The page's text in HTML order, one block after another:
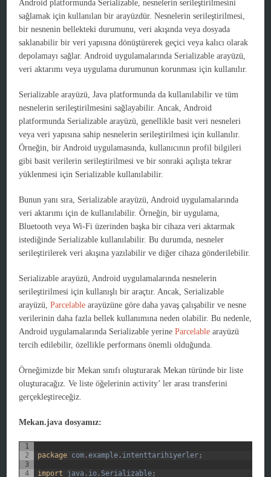
Android platformunda Serializable, nesnelerin serileştirilmesini
sağlamak için kullanılan bir arayüzdür. Nesnelerin serileştirilmesi,
bir nesnenin bellekteki durumunu, veri akışında veya dosyada
saklanabilir bir veri yapısına dönüştürerek geçici veya kalıcı olarak
depolamayı sağlar. Android uygulamalarında Serializable arayüzü,
veri aktarımı veya uygulama durumunun korunması için kullanılır.
Serializable arayüzü, Java platformunda da kullanılabilir ve tüm
nesnelerin serileştirilmesini sağlayabilir. Ancak, Android
platformunda Serializable arayüzü, genellikle basit veri nesneleri
veya veri yapısına sahip nesnelerin serileştirilmesi için kullanılır.
Örneğin, bir Android uygulamasında, kullanıcının profil bilgileri
gibi basit verilerin serileştirilmesi ve bir sonraki açılışta tekrar
yüklenmesi için Serializable kullanılabilir.
Bunun yanı sıra, Serializable arayüzü, Android uygulamalarında
veri aktarımı için de kullanılabilir. Örneğin, bir uygulama,
Bluetooth veya Wi-Fi üzerinden başka bir cihaza veri aktarmak
istediğinde Serializable kullanılabilir. Bu durumda, nesneler
serileştirilerek veri akışına yazılabilir ve diğer cihaza gönderilebilir.
Serializable arayüzü, Android uygulamalarında nesnelerin
serileştirilmesi için kullanışlı bir araçtır. Ancak, Serializable
arayüzü,Parcelablearayüzüne göre daha yavaş çalışabilir ve nesne
verilerinin daha fazla bellek kullanımına neden olabilir. Bu nedenle,
Android uygulamalarında Serializable yerineParcelablearayüzü
tercih edilebilir, özellikle performans önemli olduğunda.
Örneğimizde bir Mekan sınıfı oluşturarak Mekan türünde bir liste
oluşturacağız. Ve liste öğelerinin activity’ ler arası transferini
gerçekleştireceğiz.
Mekan.java dosyamız:
1
2
3
4
package com .example . intenttarihiyerler ;
import java . io . Serializable ;